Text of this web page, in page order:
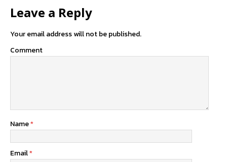
Leave a Reply
Your email address will not be published.
Comment
Name*
Email*